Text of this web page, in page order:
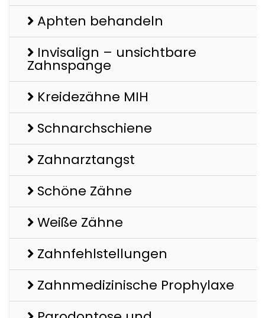
Aphten behandeln
Invisalign – unsichtbare
Zahnspange
Kreidezähne MIH
Schnarchschiene
Zahnarztangst
Schöne Zähne
Weiße Zähne
Zahnfehlstellungen
Zahnmedizinische Prophylaxe